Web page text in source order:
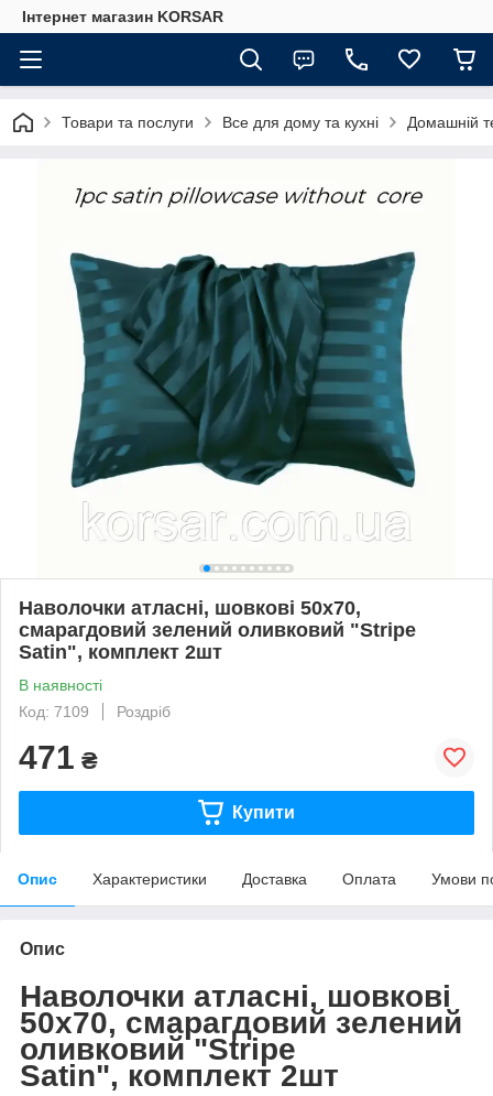
Iнтернет магазин KORSAR
Товари та послуги Все для дому та кухні Домашній
Наволочки атласні, шовкові 50х70,
смарагдовий зелений оливковий "Stripe
Satin", комплект 2шт
В наявності
Код: 7109
Роздріб
471 ₴
Купити
Опис Характеристики Доставка Оплата Умови
Опис
Наволочки атласні, шовкові
50х70, смарагдовий зелений
оливковий "Stripe
Satin", комплект 2шт